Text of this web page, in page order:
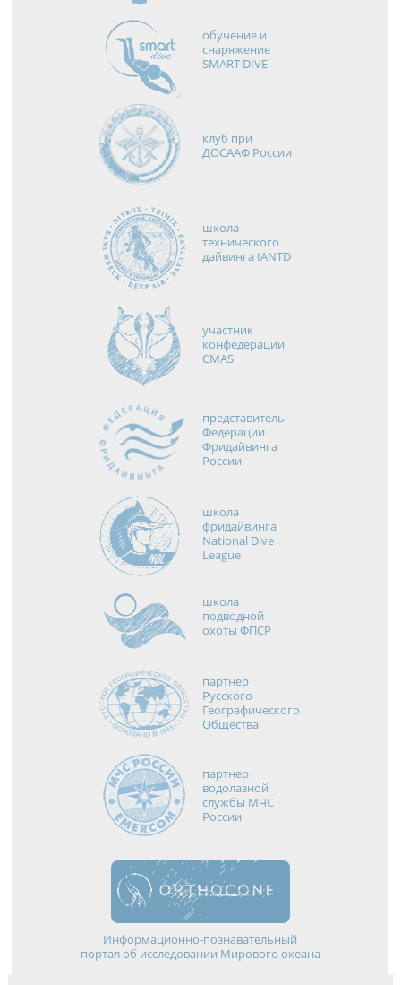
обучение и
снаряжение
SMART DIVE
клуб при
ДОСААФ России
школа
технического
дайвинга IANTD
участник
конфедерации
CMAS
представитель
Федерации
Фридайвинга
России
школа
фридайвинга
National Dive
League
школа
подводной
охоты ФПСР
партнер
Русского
Географического
Общества
партнер
водолазной
службы МЧС
России
Информационно-познавательный
портал об исследовании Мирового океана